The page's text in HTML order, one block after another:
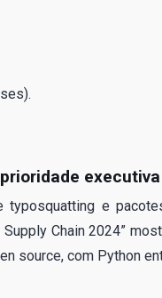
executiva
e
Chain 2024”
source, com Python